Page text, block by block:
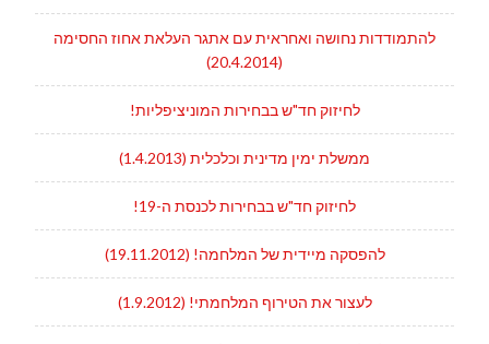
להתמודדות נחושה ואחראית עם אתגר העלאת אחוז החסימה
(20.4.2014)
לחיזוק חד"ש בבחירות המוניציפליות!
ממשלת ימין מדינית וכלכלית (1.4.2013)
לחיזוק חד"ש בבחירות לכנסת ה-19!
להפסקה מיידית של המלחמה! (19.11.2012)
לעצור את הטירוף המלחמתי! (1.9.2012)